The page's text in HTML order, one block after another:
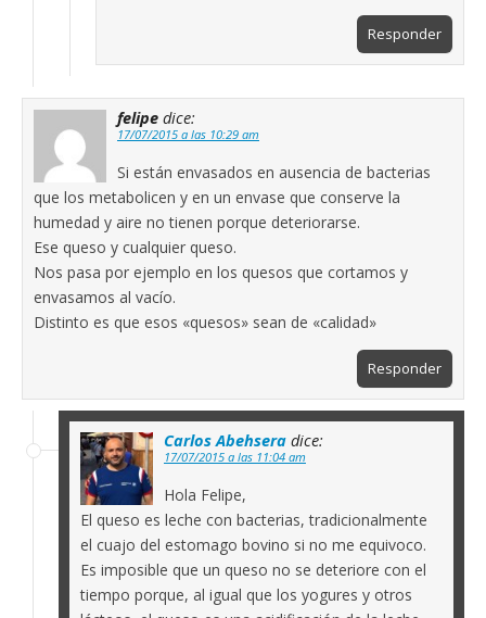
Responder
felipe dice:
17/07/2015 a las 10:29 am
Si están envasados en ausencia de bacterias
que los metabolicen y en un envase que conserve la
humedad y aire no tienen porque deteriorarse.
Ese queso y cualquier queso.
Nos pasa por ejemplo en los quesos que cortamos y
envasamos al vacío.
Distinto es que esos «quesos» sean de «calidad»
Responder
Carlos Abehsera dice:
17/07/2015 a las 11:04 am
Hola Felipe,
El queso es leche con bacterias, tradicionalmente
el cuajo del estomago bovino si no me equivoco.
Es imposible que un queso no se deteriore con el
tiempo porque, al igual que los yogures y otros